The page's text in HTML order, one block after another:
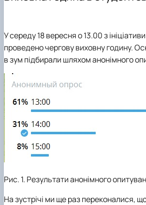
Лабораторії
Приймальна комісія
Матеріальне забезпечення
Конференції
У середу 18 вересня о 13.00 з
проведено чергову виховну годину.
в зум підбирали шляхом анонімного
Рис. 1. Результати анонімного
На зустрічі ми ще раз переконалися,